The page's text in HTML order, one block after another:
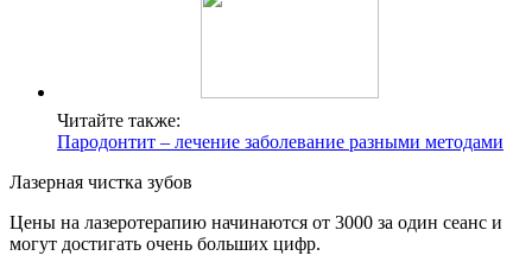
Читайте также:
Пародонтит – лечение заболевание разными методами
Лазерная чистка зубов
Цены на лазеротерапию начинаются от 3000 за один сеанс и
могут достигать очень больших цифр.